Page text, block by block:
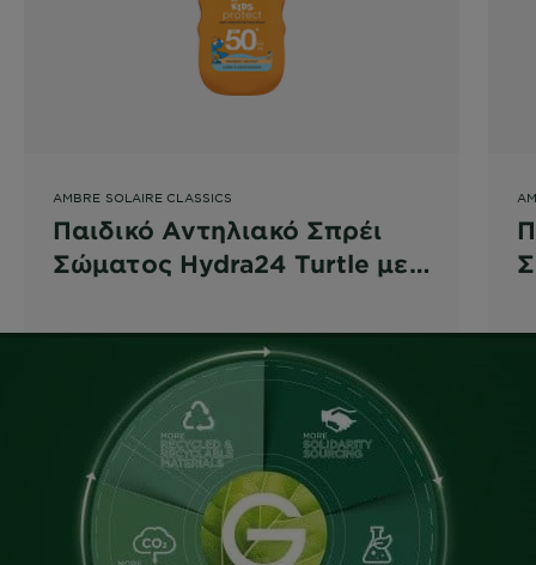
AMBRE SOLAIRE CLASSICS
Παιδικό Αντηλιακό Σπρέι
Σώματος Hydra24 Turtle με